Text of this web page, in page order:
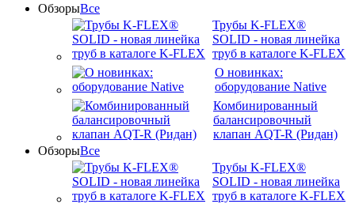
ОбзорыВсе
Трубы K-FLEX®
SOLID - новая линейка
труб в каталоге K-FLEX
О новинках:
оборудование Native
Комбинированный
балансировочный
клапан AQT-R (Ридан)
ОбзорыВсе
Трубы K-FLEX®
SOLID - новая линейка
труб в каталоге K-FLEX